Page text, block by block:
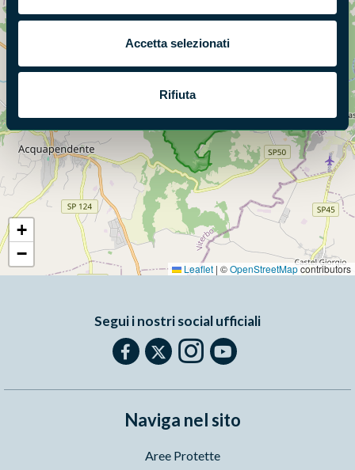
Accetta selezionati
Rifiuta
+
−
Leaflet | ©OpenStreetMapcontributors
Segui i nostri social ufficiali
Naviga nel sito
Aree Protette